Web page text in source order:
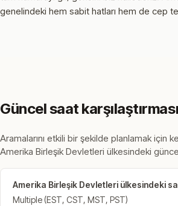
genelindeki hem sabit hatları hem de cep
Güncel saat karşılaştırması
Aramalarını etkili bir şekilde planlamak için
Amerika Birleşik Devletleri ülkesindeki
Amerika Birleşik Devletleri ülkesindeki
Multiple (EST, CST, MST, PST)